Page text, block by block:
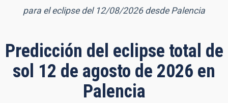
para el eclipse del 12/08/2026 desde Palencia
Predicción del eclipse total de
sol 12 de agosto de 2026 en
Palencia